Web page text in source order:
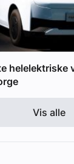
helelektriske
Vis alle